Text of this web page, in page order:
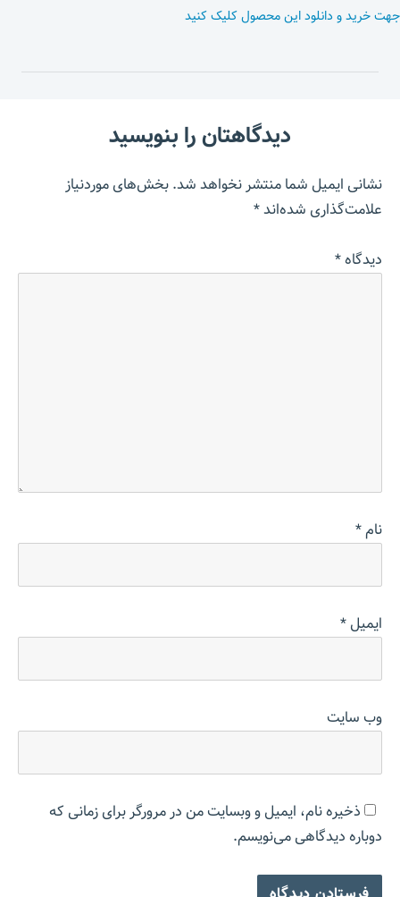
جهت خرید و دانلود این محصول کلیک کنید
دیدگاهتان را بنویسید
نشانی ایمیل شما منتشر نخواهد شد.بخش‌های موردنیاز
علامت‌گذاری شده‌اند*
دیدگاه*
نام*
ایمیل*
وب‌ سایت
ذخیره نام، ایمیل و وبسایت من در مرورگر برای زمانی که
دوباره دیدگاهی می‌نویسم.